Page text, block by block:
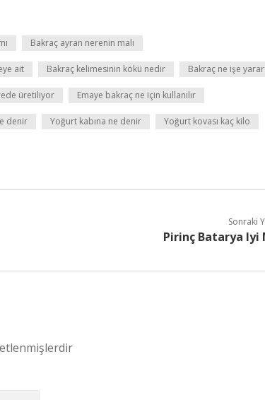
Bakraç ayran nerenin malı
ait Bakraç kelimesinin kökü nedir Bakraç ne işe yarar
üretiliyor Emaye bakraç ne için kullanılır
denir Yoğurt kabına ne denir Yoğurt kovası kaç kilo
Sonraki
Pirinç Batarya Iyi